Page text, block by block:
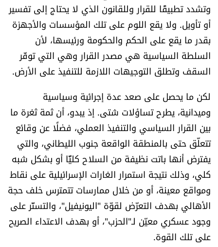
سجالات
صحّة وصحن
الرياضة
منوّعات
حظّك اليوم
للتاريخ
فيديو
من نحن
وتشدد تطبيقًا للقرار وللقانون الذي لا يحتاج إلى تفسير
أو تأويل. ولا يقع اللوم على تلك المؤسسات والأجهزة
بقدر ما يقع على الحكم والحكومة ورئيسها، لأن
السلطة السياسية هي مصدر القرار وهي التي توفّر
السقف وتطلق التوجيهات اللازمة للتنفيذ على الأرض.
لكن ما يحصل على صعد عدة إجرائية وسياسية
وميدانية، يطرح تساؤلات شتى. إذ يبدو، أن ثمة ثغرة ما
بين القرار السياسي والتنفيذ العملي، فضلًا عن وقائع
تتعلّق حتى بالمنطقة الواقعة جنوب الليطاني، والتي
يفترض أنها باتت نظيفة من السلاح كليًّا أو بشكل شبه
كلي، وذلك نتيجة استمرار الغارات الإسرائيلية على نقاط
ومواقع معينة، أو من خلال ممارسات تتمترس خلف حجة
الأهالي بهدف التعرّض لقوّة "اليونيفيل"، والتستّر على
وجود عسكري معيّن لـ"الحزب"، أو بهدف الاعتداء الصريح
على تلك القوة.